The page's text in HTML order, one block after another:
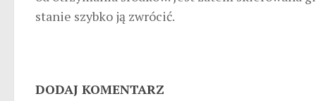
stanie szybko ją zwrócić.
DODAJ KOMENTARZ